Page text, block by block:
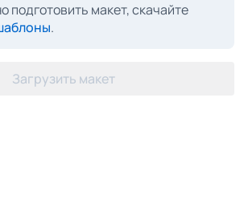
подготовить макет, скачайте
.
Загрузить макет